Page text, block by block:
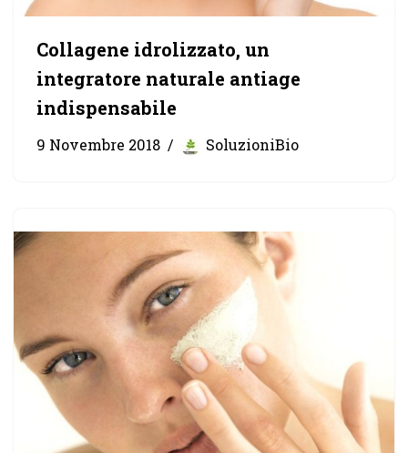
Collagene idrolizzato, un
integratore naturale antiage
indispensabile
9 Novembre 2018 SoluzioniBio